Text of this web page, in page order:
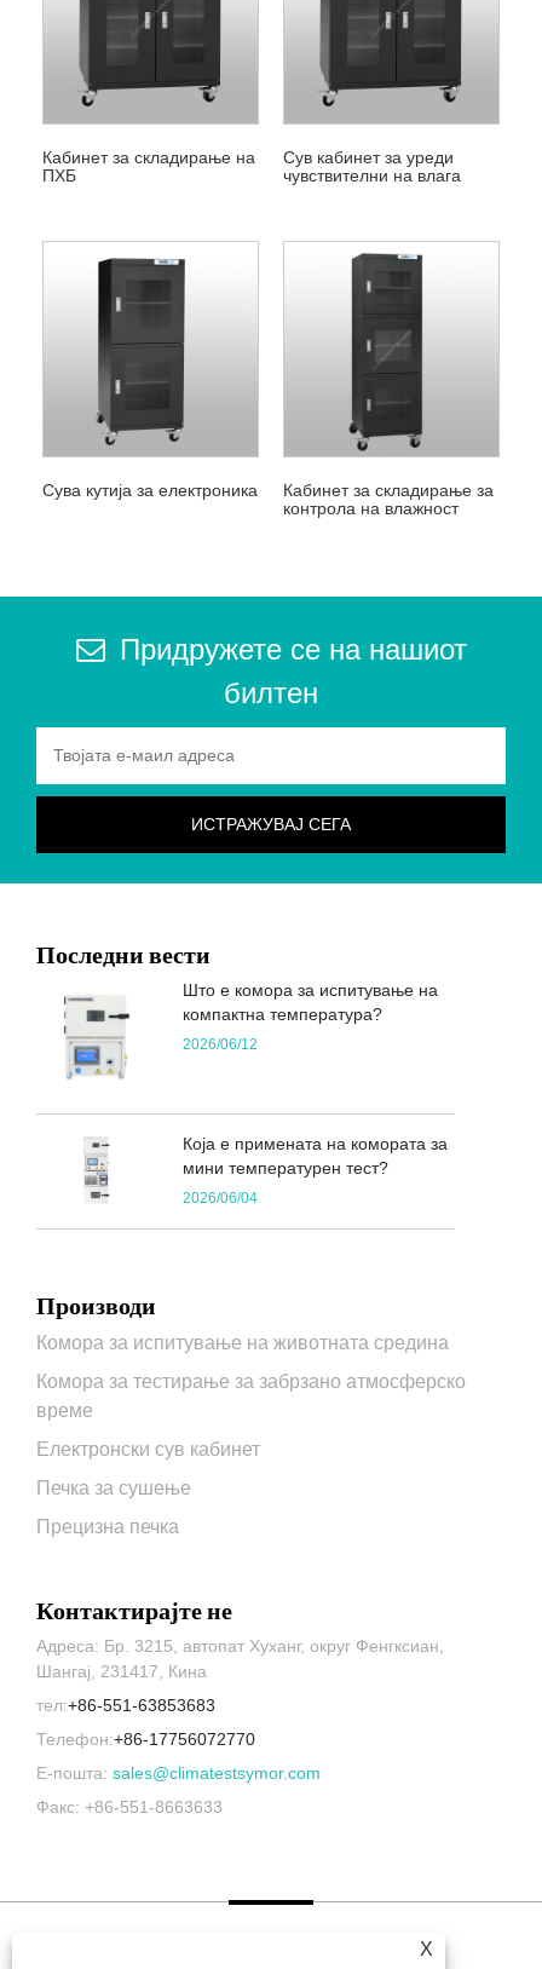
Кабинет за складирање на
ПХБ
Сув кабинет за уреди
чувствителни на влага
Сува кутија за електроника
Кабинет за складирање за
контрола на влажност
Придружете се на нашиот
билтен
Последни вести
Што е комора за испитување на
компактна температура?
2026/06/12
Која е примената на комората за
мини температурен тест?
2026/06/04
Производи
Комора за испитување на животната средина
Комора за тестирање за забрзано атмосферско
време
Електронски сув кабинет
Печка за сушење
Прецизна печка
Контактирајте не
Адреса: Бр. 3215, автопат Хуханг, округ Фенгксиан,
Шангај, 231417, Кина
тел:+86-551-63853683
Телефон:+86-17756072770
Е-пошта: sales@climatestsymor.com
Факс: +86-551-8663633
X